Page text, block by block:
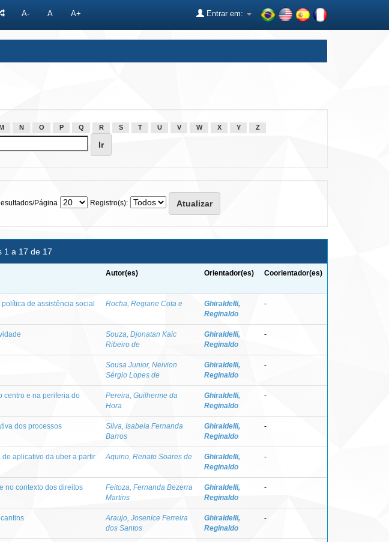
A- A A+ Entrar em:
M N O P Q R S T U V W X Y Z
Página Registro(s):
1 a 17 de 17
Autor(es) Orientador(es) Coorientador(es)
de assistência social Rocha, Regiane Cota e
Ghiraldelli,
Reginaldo
-
Souza, Djonatan Kaic
Ribeiro de
Ghiraldelli,
Reginaldo
-
Sousa Junior, Neivion
Sérgio Lopes de
Ghiraldelli,
Reginaldo
-
centro e na periferia do
Pereira, Guilherme da
Hora
Ghiraldelli,
Reginaldo
-
dos processos
Silva, Isabela Fernanda
Barros
Ghiraldelli,
Reginaldo
-
aplicativo da uber a partir
Aquino, Renato Soares de
Ghiraldelli,
Reginaldo
-
no contexto dos direitos
Feitoza, Fernanda Bezerra
Martins
Ghiraldelli,
Reginaldo
-
Araujo, Josenice Ferreira
dos Santos
Ghiraldelli,
Reginaldo
-